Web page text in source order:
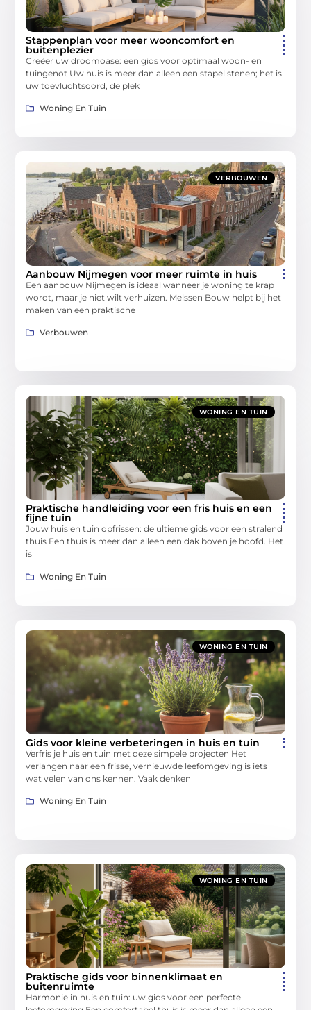
Stappenplan voor meer wooncomfort en
buitenplezier
Creëer uw droomoase: een gids voor optimaal woon- en
tuingenot Uw huis is meer dan alleen een stapel stenen; het is
uw toevluchtsoord, de plek
Woning En Tuin
VERBOUWEN
Aanbouw Nijmegen voor meer ruimte in huis
Een aanbouw Nijmegen is ideaal wanneer je woning te krap
wordt, maar je niet wilt verhuizen. Melssen Bouw helpt bij het
maken van een praktische
Verbouwen
WONING EN TUIN
Praktische handleiding voor een fris huis en een
fijne tuin
Jouw huis en tuin opfrissen: de ultieme gids voor een stralend
thuis Een thuis is meer dan alleen een dak boven je hoofd. Het
is
Woning En Tuin
WONING EN TUIN
Gids voor kleine verbeteringen in huis en tuin
Verfris je huis en tuin met deze simpele projecten Het
verlangen naar een frisse, vernieuwde leefomgeving is iets
wat velen van ons kennen. Vaak denken
Woning En Tuin
WONING EN TUIN
Praktische gids voor binnenklimaat en
buitenruimte
Harmonie in huis en tuin: uw gids voor een perfecte